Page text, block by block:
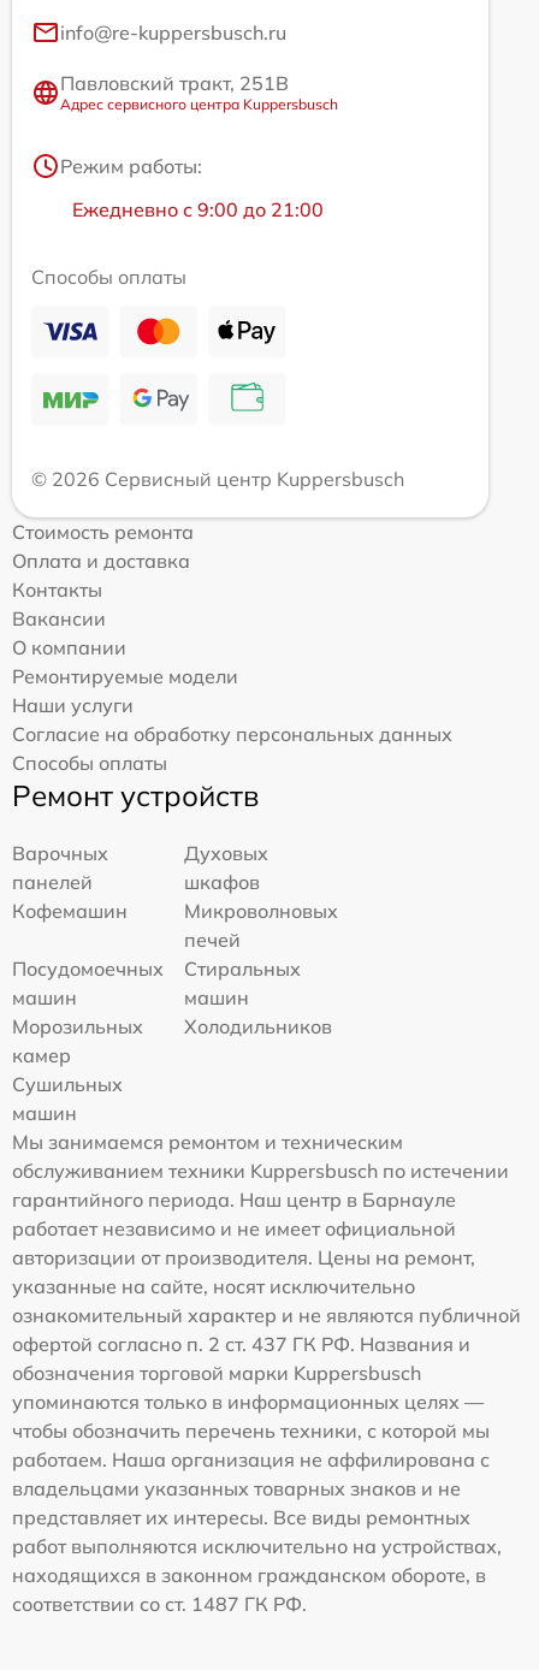
info@re-kuppersbusch.ru
Павловский тракт, 251В
Адрес сервисного центра Kuppersbusch
Режим работы:
Ежедневно с 9:00 до 21:00
Способы оплаты
© 2026 Сервисный центр Kuppersbusch
Стоимость ремонта
Оплата и доставка
Контакты
Вакансии
О компании
Ремонтируемые модели
Наши услуги
Согласие на обработку персональных данных
Способы оплаты
Ремонт устройств
Варочных
панелей
Духовых
шкафов
Кофемашин
Микроволновых
печей
Посудомоечных
машин
Стиральных
машин
Морозильных
камер
Холодильников
Сушильных
машин
Мы занимаемся ремонтом и техническим
обслуживанием техники Kuppersbusch по истечении
гарантийного периода. Наш центр в Барнауле
работает независимо и не имеет официальной
авторизации от производителя. Цены на ремонт,
указанные на сайте, носят исключительно
ознакомительный характер и не являются публичной
офертой согласно п. 2 ст. 437 ГК РФ. Названия и
обозначения торговой марки Kuppersbusch
упоминаются только в информационных целях —
чтобы обозначить перечень техники, с которой мы
работаем. Наша организация не аффилирована с
владельцами указанных товарных знаков и не
представляет их интересы. Все виды ремонтных
работ выполняются исключительно на устройствах,
находящихся в законном гражданском обороте, в
соответствии со ст. 1487 ГК РФ.